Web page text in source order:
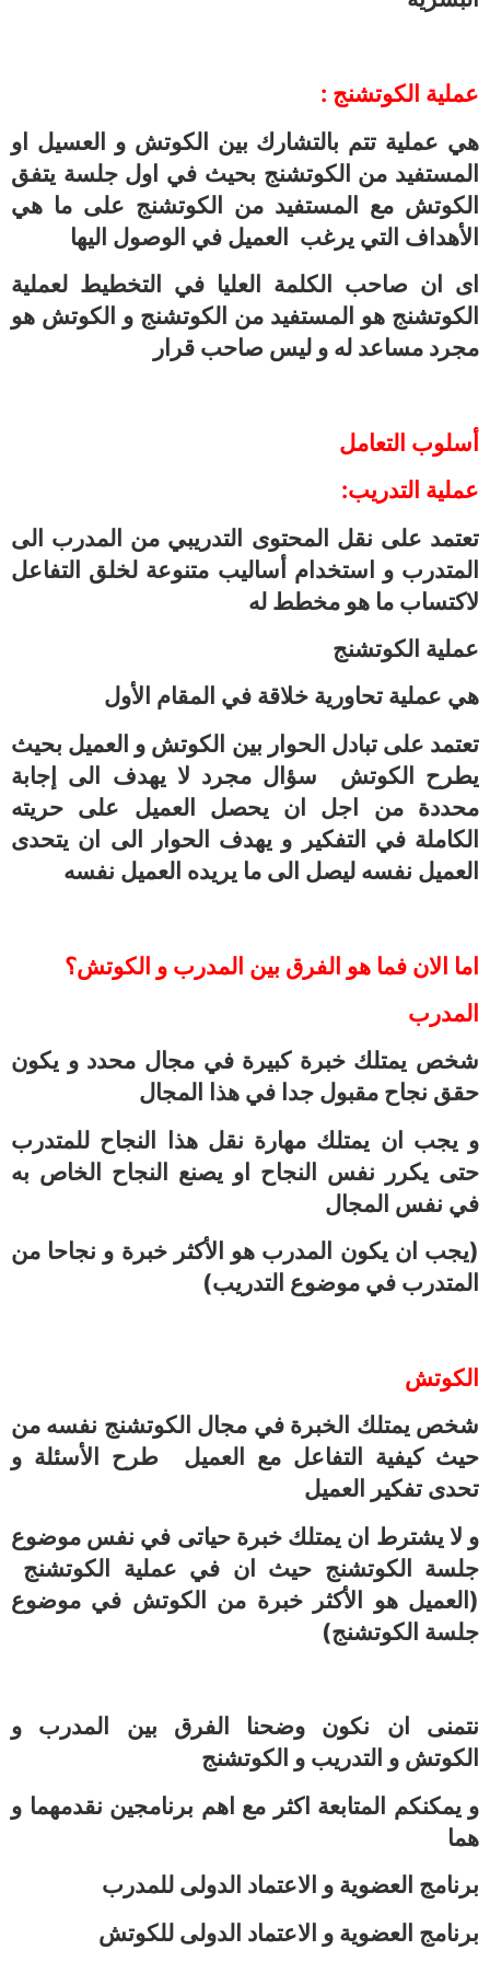
عملية الكوتشنج :
هي عملية تتم بالتشارك بين الكوتش و العسيل او
المستفيد من الكوتشنج بحيث في اول جلسة يتفق
الكوتش مع المستفيد من الكوتشنج على ما هي
الأهداف التي يرغب العميل في الوصول اليها
اى ان صاحب الكلمة العليا في التخطيط لعملية
الكوتشنج هو المستفيد من الكوتشنج و الكوتش هو
مجرد مساعد له و ليس صاحب قرار
أسلوب التعامل
عملية التدريب:
تعتمد على نقل المحتوى التدريبي من المدرب الى
المتدرب و استخدام أساليب متنوعة لخلق التفاعل
لاكتساب ما هو مخطط له
عملية الكوتشنج
هي عملية تحاورية خلاقة في المقام الأول
تعتمد على تبادل الحوار بين الكوتش و العميل بحيث
يطرح الكوتش سؤال مجرد لا يهدف الى إجابة
محددة من اجل ان يحصل العميل على حريته
الكاملة في التفكير و يهدف الحوار الى ان يتحدى
العميل نفسه ليصل الى ما يريده العميل نفسه
اما الان فما هو الفرق بين المدرب و الكوتش؟
المدرب
شخص يمتلك خبرة كبيرة في مجال محدد و يكون
حقق نجاح مقبول جدا في هذا المجال
و يجب ان يمتلك مهارة نقل هذا النجاح للمتدرب
حتى يكرر نفس النجاح او يصنع النجاح الخاص به
في نفس المجال
(يجب ان يكون المدرب هو الأكثر خبرة و نجاحا من
المتدرب في موضوع التدريب)
الكوتش
شخص يمتلك الخبرة في مجال الكوتشنج نفسه من
حيث كيفية التفاعل مع العميل طرح الأسئلة و
تحدى تفكير العميل
و لا يشترط ان يمتلك خبرة حياتى في نفس موضوع
جلسة الكوتشنج حيث ان في عملية الكوتشنج
(العميل هو الأكثر خبرة من الكوتش في موضوع
جلسة الكوتشنج)
نتمنى ان نكون وضحنا الفرق بين المدرب و
الكوتش و التدريب و الكوتشنج
و يمكنكم المتابعة اكثر مع اهم برنامجين نقدمهما و
هما
برنامج العضوية و الاعتماد الدولى للمدرب
برنامج العضوية و الاعتماد الدولى للكوتش